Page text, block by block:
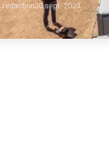
redaction30 sept. 2023